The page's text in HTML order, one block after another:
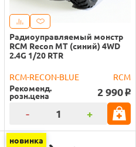
Радиоуправляемый монстр
RCM Recon MT (синий) 4WD
2.4G 1/20 RTR
RCM-RECON-BLUE
RCM
Рекоменд.
розн.цена 2 990 o
- +
новинка